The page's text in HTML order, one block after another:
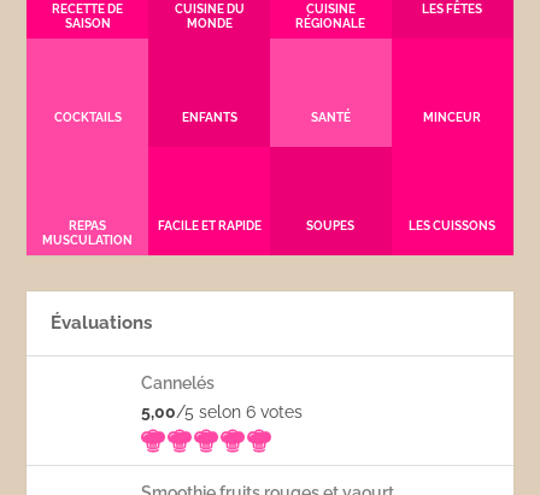
RECETTE DE
SAISON
CUISINE DU
MONDE
CUISINE
RÉGIONALE
LES FÊTES
COCKTAILS ENFANTS SANTÉ MINCEUR
REPAS
MUSCULATION
FACILE ET RAPIDE SOUPES LES CUISSONS
Évaluations
Cannelés
5,00/5 selon 6votes